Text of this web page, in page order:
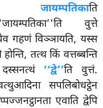
जायम्पतिकाति
वुत्ते
गहणं विञ्ञायति, यस्स
तत्थ किं वत्तब्बन्ति
‘‘द्वे’’ति वुत्तं.
सपलिबोधट्ठेन
एवाति द्वेपि